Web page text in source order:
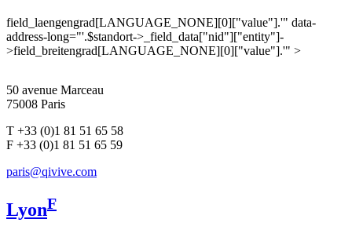
field_laengengrad[LANGUAGE_NONE][0]["value"].'" data-
address-long="'.$standort->_field_data["nid"]["entity"]-
>field_breitengrad[LANGUAGE_NONE][0]["value"].'" >
50 avenue Marceau
75008 Paris
T +33 (0)1 81 51 65 58
F +33 (0)1 81 51 65 59
paris@qivive.com
LyonF